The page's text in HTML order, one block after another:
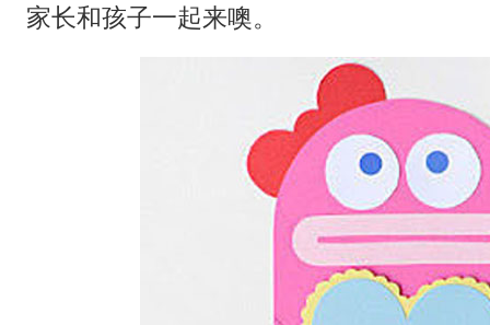
家长和孩子一起来噢。